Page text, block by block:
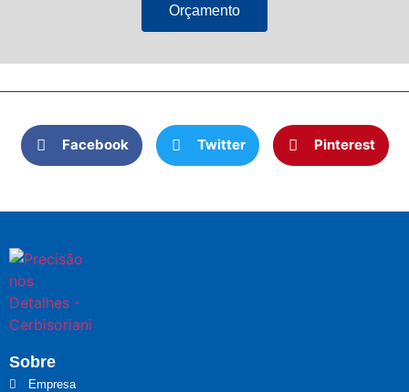
Orçamento
Facebook Twitter Pinterest
Sobre
Empresa